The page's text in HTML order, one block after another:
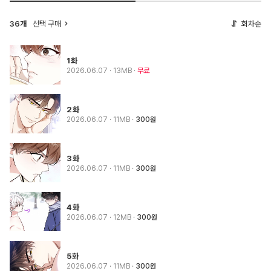
36개 선택 구매 회차순
1화
2026.06.07 · 13MB 무료
2화
2026.06.07 · 11MB 300원
3화
2026.06.07 · 11MB 300원
4화
2026.06.07 · 12MB 300원
5화
2026.06.07 · 11MB 300원